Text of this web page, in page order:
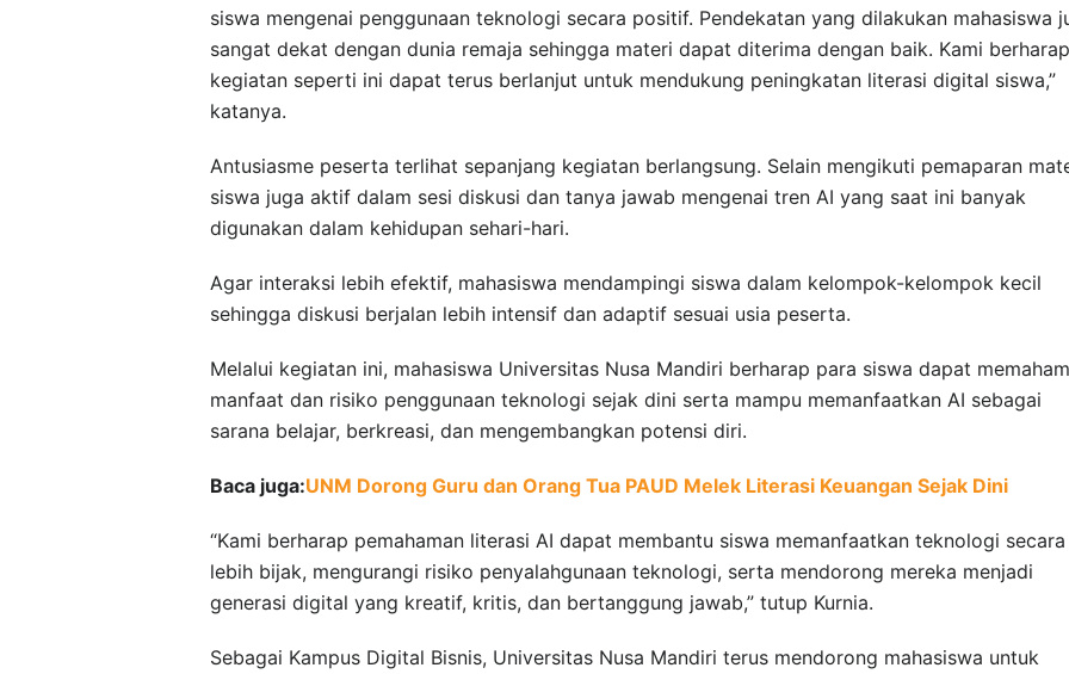
siswa mengenai penggunaan teknologi secara positif. Pendekatan yang dilakukan mahasiswa
sangat dekat dengan dunia remaja sehingga materi dapat diterima dengan baik. Kami berharap
kegiatan seperti ini dapat terus berlanjut untuk mendukung peningkatan literasi digital siswa,”
katanya.
Antusiasme peserta terlihat sepanjang kegiatan berlangsung. Selain mengikuti pemaparan
siswa juga aktif dalam sesi diskusi dan tanya jawab mengenai tren AI yang saat ini banyak
digunakan dalam kehidupan sehari-hari.
Agar interaksi lebih efektif, mahasiswa mendampingi siswa dalam kelompok-kelompok kecil
sehingga diskusi berjalan lebih intensif dan adaptif sesuai usia peserta.
Melalui kegiatan ini, mahasiswa Universitas Nusa Mandiri berharap para siswa dapat
manfaat dan risiko penggunaan teknologi sejak dini serta mampu memanfaatkan AI sebagai
sarana belajar, berkreasi, dan mengembangkan potensi diri.
Baca juga:UNM Dorong Guru dan Orang Tua PAUD Melek Literasi Keuangan Sejak Dini
“Kami berharap pemahaman literasi AI dapat membantu siswa memanfaatkan teknologi secara
lebih bijak, mengurangi risiko penyalahgunaan teknologi, serta mendorong mereka menjadi
generasi digital yang kreatif, kritis, dan bertanggung jawab,” tutup Kurnia.
Sebagai Kampus Digital Bisnis, Universitas Nusa Mandiri terus mendorong mahasiswa untuk